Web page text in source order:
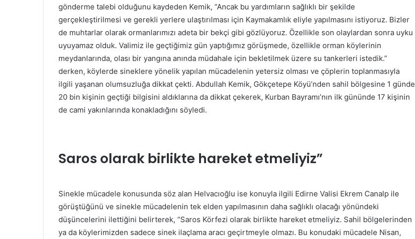
gönderme talebi olduğunu kaydeden Kemik, “Ancak bu yardımların sağlıklı bir şekilde
gerçekleştirilmesi ve gerekli yerlere ulaştırılması için Kaymakamlık eliyle yapılmasını istiyoruz. Bizler
de muhtarlar olarak ormanlarımızı adeta bir bekçi gibi gözlüyoruz. Özellikle son olaylardan sonra uyku
uyuyamaz olduk. Valimiz ile geçtiğimiz gün yaptığımız görüşmede, özellikle orman köylerinin
meydanlarında, olası bir yangına anında müdahale için bekletilmek üzere su tankerleri istedik.”
derken, köylerde sineklere yönelik yapılan mücadelenin yetersiz olması ve çöplerin toplanmasıyla
ilgili yaşanan olumsuzluğa dikkat çekti. Abdullah Kemik, Gökçetepe Köyü’nden sahil bölgesine 1 günde
20 bin kişinin geçtiği bilgisini aldıklarına da dikkat çekerek, Kurban Bayramı’nın ilk gününde 17 kişinin
de cami yakınlarında konakladığını söyledi.
Saros olarak birlikte hareket etmeliyiz”
Sinekle mücadele konusunda söz alan Helvacıoğlu ise konuyla ilgili Edirne Valisi Ekrem Canalp ile
görüştüğünü ve sinekle mücadelenin tek elden yapılmasının daha sağlıklı olacağı yönündeki
düşüncelerini ilettiğini belirterek, “Saros Körfezi olarak birlikte hareket etmeliyiz. Sahil bölgelerinden
ya da köylerimizden sadece sinek ilaçlama aracı geçirtmeyle olmazı. Bu konudaki mücadele Nisan,